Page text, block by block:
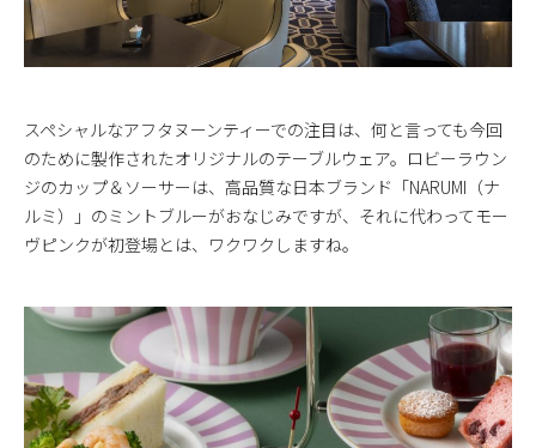
スペシャルなアフタヌーンティーでの注目は、何と言っても今回
のために製作されたオリジナルのテーブルウェア。ロビーラウン
ジのカップ＆ソーサーは、高品質な日本ブランド「NARUMI（ナ
ルミ）」のミントブルーがおなじみですが、それに代わってモー
ヴピンクが初登場とは、ワクワクしますね。